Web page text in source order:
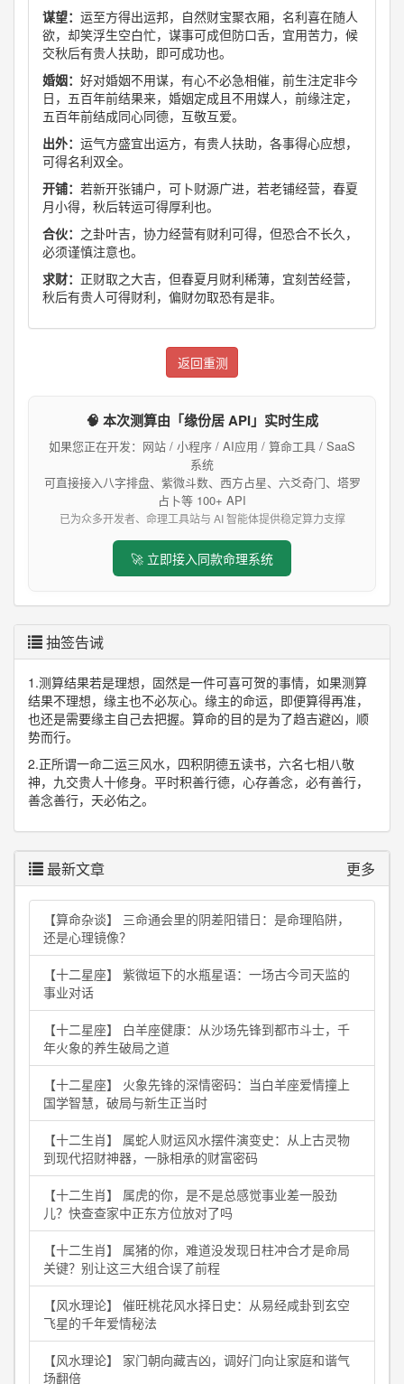
谋望： 运至方得出运邦，自然财宝聚衣厢，名利喜在随人
欲，却笑浮生空白忙，谋事可成但防口舌，宜用苦力，候
交秋后有贵人扶助，即可成功也。
婚姻： 好对婚姻不用谋，有心不必急相催，前生注定非今
日，五百年前结果来，婚姻定成且不用媒人，前缘注定，
五百年前结成同心同德，互敬互爱。
出外： 运气方盛宜出运方，有贵人扶助，各事得心应想，
可得名利双全。
开铺： 若新开张铺户，可卜财源广进，若老铺经营，春夏
月小得，秋后转运可得厚利也。
合伙： 之卦叶吉，协力经营有财利可得，但恐合不长久，
必须谨慎注意也。
求财： 正财取之大吉，但春夏月财利稀薄，宜刻苦经营，
秋后有贵人可得财利，偏财勿取恐有是非。
返回重测
🧠 本次测算由「缘份居 API」实时生成
如果您正在开发：网站 / 小程序 / AI应用 / 算命工具 / SaaS
系统
可直接接入八字排盘、紫微斗数、西方占星、六爻奇门、塔罗
占卜等 100+ API
已为众多开发者、命理工具站与 AI 智能体提供稳定算力支撑
🚀 立即接入同款命理系统
抽签告诫
1.测算结果若是理想，固然是一件可喜可贺的事情，如果测算
结果不理想，缘主也不必灰心。缘主的命运，即便算得再准，
也还是需要缘主自己去把握。算命的目的是为了趋吉避凶，顺
势而行。
2.正所谓一命二运三风水，四积阴德五读书，六名七相八敬
神，九交贵人十修身。平时积善行德，心存善念，必有善行，
善念善行，天必佑之。
最新文章 更多
【算命杂谈】 三命通会里的阴差阳错日：是命理陷阱，
还是心理镜像？
【十二星座】 紫微垣下的水瓶星语：一场古今司天监的
事业对话
【十二星座】 白羊座健康：从沙场先锋到都市斗士，千
年火象的养生破局之道
【十二星座】 火象先锋的深情密码：当白羊座爱情撞上
国学智慧，破局与新生正当时
【十二生肖】 属蛇人财运风水摆件演变史：从上古灵物
到现代招财神器，一脉相承的财富密码
【十二生肖】 属虎的你，是不是总感觉事业差一股劲
儿？快查查家中正东方位放对了吗
【十二生肖】 属猪的你，难道没发现日柱冲合才是命局
关键？别让这三大组合误了前程
【风水理论】 催旺桃花风水择日史：从易经咸卦到玄空
飞星的千年爱情秘法
【风水理论】 家门朝向藏吉凶，调好门向让家庭和谐气
场翻倍